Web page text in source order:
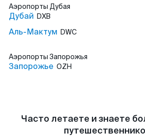
Аэропорты Дубая
Дубай DXB
Аль-Мактум DWC
Аэропорты Запорожья
Запорожье OZH
Часто летаете и знаете